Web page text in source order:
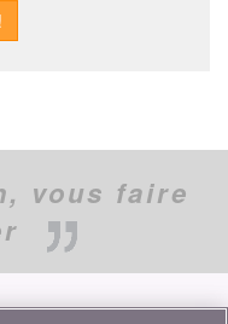
vous faire